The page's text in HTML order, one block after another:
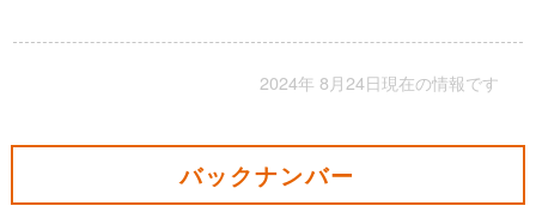
2024年 8月24日現在の情報です
バックナンバー